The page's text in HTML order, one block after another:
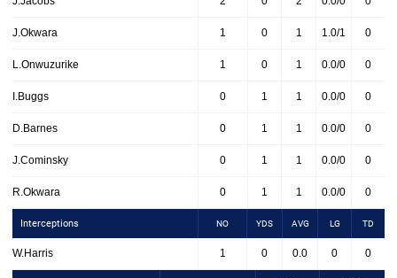
J.Okwara 1 0 1 1.0/1 0
L.Onwuzurike 1 0 1 0.0/0 0
I.Buggs 0 1 1 0.0/0 0
D.Barnes 0 1 1 0.0/0 0
J.Cominsky 0 1 1 0.0/0 0
R.Okwara 0 1 1 0.0/0 0
Interceptions NO YDS AVG LG TD
W.Harris 1 0 0.0 0 0